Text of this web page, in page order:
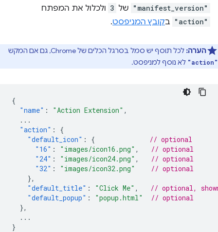
"manifest_version" של 3 ולכלול את המפתח
"action" בקובץ המניפסט.
הערה: לכל תוסף יש סמל בסרגל הכלים של Chrome, גם אם המקש
"action" לא נוסף למניפסט.
{
"name" : "Action Extension" ,
...
"action" :
{
"default_icon" : {
// optional
"16" : "images/icon16.png" ,
// optional
"24" : "images/icon24.png" ,
// optional
"32" : "images/icon32.png"
// optional
},
"default_title" : "Click Me" ,
// optional,
"default_popup" : "popup.html"
// optional
},
...
}